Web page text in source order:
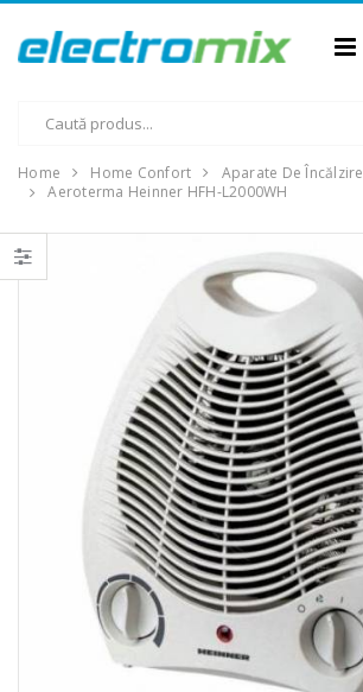
Home Home Confort Aparate De Încălzire
Aeroterma Heinner HFH-L2000WH